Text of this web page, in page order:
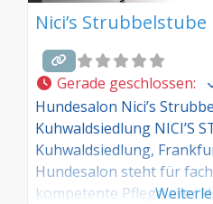
Nici’s Strubbelstube
Gerade geschlossen:
Hundesalon Nici’s
Kuhwaldsiedlung NICI’S
Kuhwaldsiedlung,
Hundesalon steht für
kompetente Pflege aller